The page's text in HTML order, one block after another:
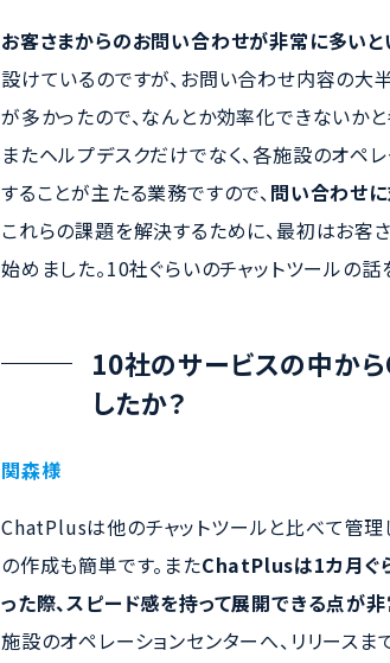
お客さまからのお問い合わせが非常に多い
設けているのですが、お問い合わせ内容の大
が多かったので、なんとか効率化できないかと
またヘルプデスクだけでなく、各施設のオペ
することが主たる業務ですので、問い合わせ
これらの課題を解決するために、最初はお客
始めました。10社ぐらいのチャットツールの
10社のサービスの中か
したか？
関森様
ChatPlusは他のチャットツールと比べて管理
の作成も簡単です。またChatPlusは1カ月ぐ
った際、スピード感を持って展開できる点が
施設のオペレーションセンターへ、リリースま